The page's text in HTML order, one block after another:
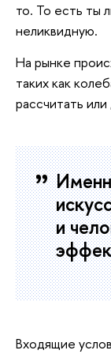
то. То есть ты
неликвидную.
На рынке
таких как
рассчитать
и
Входящие